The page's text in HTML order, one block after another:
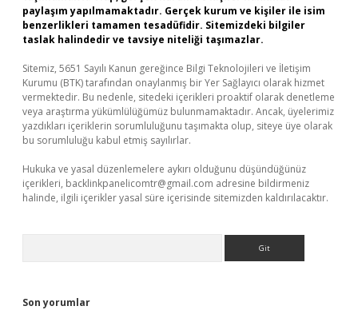
paylaşım yapılmamaktadır. Gerçek kurum ve kişiler ile isim
benzerlikleri tamamen tesadüfidir. Sitemizdeki bilgiler
taslak halindedir ve tavsiye niteliği taşımazlar.
Sitemiz, 5651 Sayılı Kanun gereğince Bilgi Teknolojileri ve İletişim
Kurumu (BTK) tarafından onaylanmış bir Yer Sağlayıcı olarak hizmet
vermektedir. Bu nedenle, sitedeki içerikleri proaktif olarak denetleme
veya araştırma yükümlülüğümüz bulunmamaktadır. Ancak, üyelerimiz
yazdıkları içeriklerin sorumluluğunu taşımakta olup, siteye üye olarak
bu sorumluluğu kabul etmiş sayılırlar.
Hukuka ve yasal düzenlemelere aykırı olduğunu düşündüğünüz
içerikleri, backlinkpanelicomtr@gmail.com adresine bildirmeniz
halinde, ilgili içerikler yasal süre içerisinde sitemizden kaldırılacaktır.
Son yorumlar